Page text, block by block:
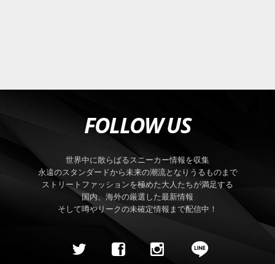
FOLLOW US
世界中に散らばるスニーカー情報を収集
永遠のスタンダードから未来の潮流となりうるものまで
ストリートファッションを極めた大人たちが満足する
国内、海外の厳選した最新情報
そして噂やリークの未確定情報まで配信中！